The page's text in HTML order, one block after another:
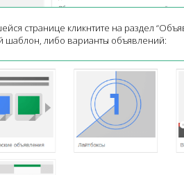
странице кликнтите на раздел
шаблон, либо варианты объявлений: